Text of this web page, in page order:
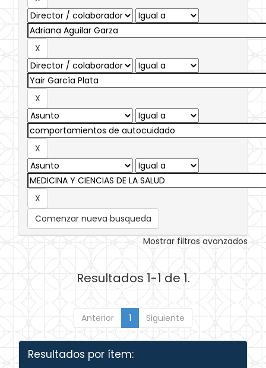
Comenzar nueva busqueda
Mostrar filtros avanzados
Resultados 1-1 de 1.
Anterior 1 Siguiente
Resultados por ítem: